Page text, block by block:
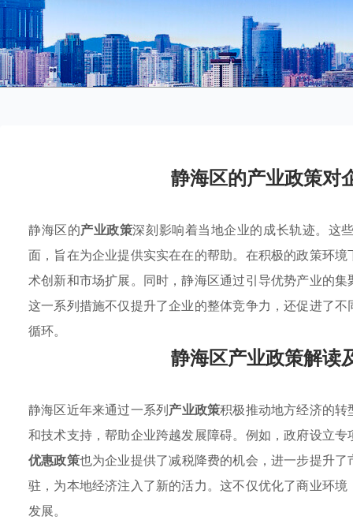
静海区的产业政策对
静海区的产业政策深刻影响着当地企业的成长轨迹。这
面，旨在为企业提供实实在在的帮助。在积极的政策环
术创新和市场扩展。同时，静海区通过引导优势产业的
这一系列措施不仅提升了企业的整体竞争力，还促进了
循环。
静海区产业政策解读
静海区近年来通过一系列产业政策积极推动地方经济的
和技术支持，帮助企业跨越发展障碍。例如，政府设立
优惠政策也为企业提供了减税降费的机会，进一步提升
驻，为本地经济注入了新的活力。这不仅优化了商业环
发展。